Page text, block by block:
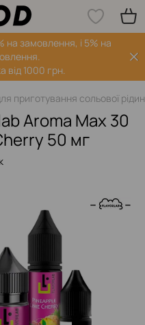
на замовлення, і 5% на
від 1000 грн.
приготування сольової
Aroma Max 30
50 мг